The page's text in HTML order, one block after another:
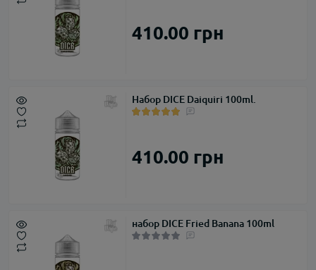
410.00 грн
Набор DICE Daiquiri 100ml.
410.00 грн
набор DICE Fried Banana 100ml